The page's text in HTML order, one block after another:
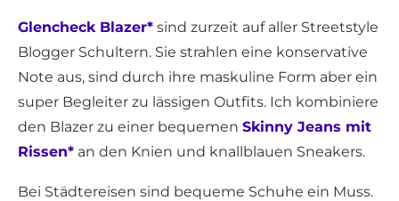
Glencheck Blazer* sind zurzeit auf aller Streetstyle
Blogger Schultern. Sie strahlen eine konservative
Note aus, sind durch ihre maskuline Form aber ein
super Begleiter zu lässigen Outfits. Ich kombiniere
den Blazer zu einer bequemen Skinny Jeans mit
Rissen* an den Knien und knallblauen Sneakers.
Bei Städtereisen sind bequeme Schuhe ein Muss.